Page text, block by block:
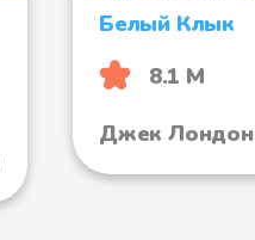
Белый Клык
8.1 М
Джек Лондон